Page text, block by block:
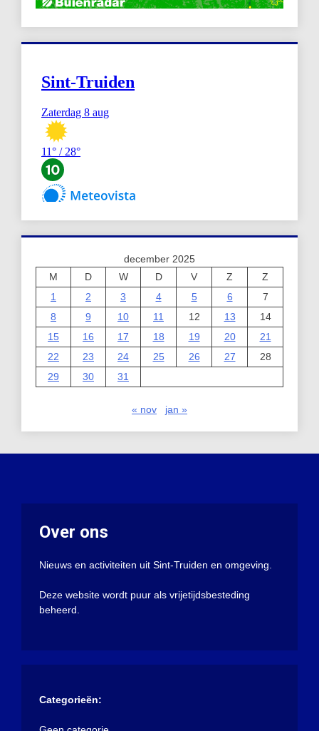
december 2025
M
D W D V Z
Z
1
2 3 4 5 6
7
8
9 10 11 12 13
14
15
16 17 18 19 20
21
22
23 24 25 26 27
28
29
30 31
« nov jan »
Over ons
Nieuws en activiteiten uit Sint-Truiden en omgeving.
Deze website wordt puur als vrijetijdsbesteding
beheerd.
Categorieën: